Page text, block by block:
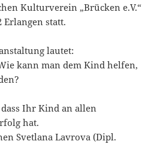
Kulturverein „Brücken e.V.“
Erlangen statt.
lautet:
kann man dem Kind helfen,
Ihr Kind an allen
hat.
Svetlana Lavrova (Dipl.